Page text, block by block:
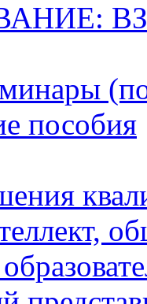
пособия